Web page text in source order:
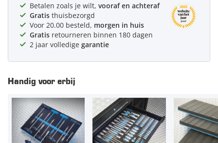
Betalen zoals je wilt, vooraf en achteraf
Gratis thuisbezorgd
Voor 20.00 besteld, morgen in huis
Gratis retourneren binnen 180 dagen
2 jaar volledige garantie
Handig voor erbij